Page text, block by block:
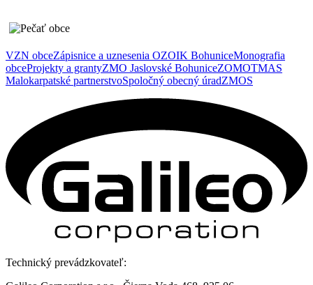
VZN obceZápisnice a uznesenia OZOIK BohuniceMonografia
obceProjekty a grantyZMO Jaslovské BohuniceZOMOTMAS
Malokarpatské partnerstvoSpoločný obecný úradZMOS
Technický prevádzkovateľ: